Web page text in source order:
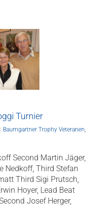
Turnier
Baumgartner Trophy Veteranen,
Second Martin Jäger,
Nedkoff, Third Stefan
Third Sigi Prutsch,
Hoyer, Lead Beat
Josef Herger,